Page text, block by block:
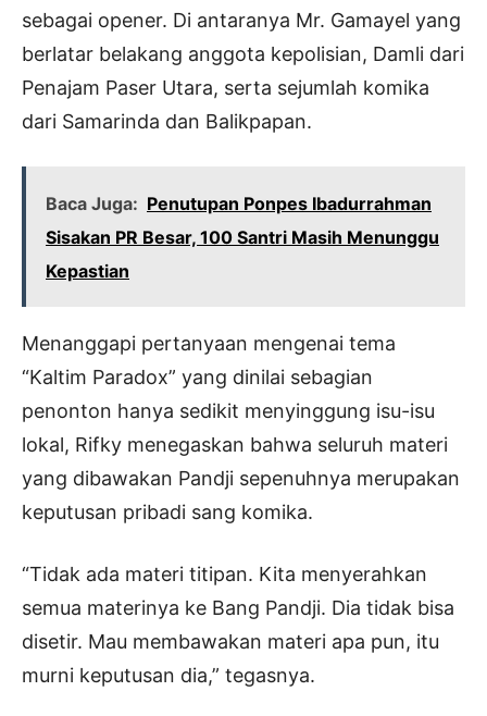
sebagai opener. Di antaranya Mr. Gamayel yang
berlatar belakang anggota kepolisian, Damli dari
Penajam Paser Utara, serta sejumlah komika
dari Samarinda dan Balikpapan.
Baca Juga: Penutupan Ponpes Ibadurrahman
Sisakan PR Besar, 100 Santri Masih Menunggu
Kepastian
Menanggapi pertanyaan mengenai tema
“Kaltim Paradox” yang dinilai sebagian
penonton hanya sedikit menyinggung isu-isu
lokal, Rifky menegaskan bahwa seluruh materi
yang dibawakan Pandji sepenuhnya merupakan
keputusan pribadi sang komika.
“Tidak ada materi titipan. Kita menyerahkan
semua materinya ke Bang Pandji. Dia tidak bisa
disetir. Mau membawakan materi apa pun, itu
murni keputusan dia,” tegasnya.